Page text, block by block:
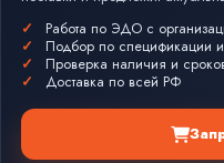
Работа по ЭДО с
Подбор по спецификации
Проверка наличия и
Доставка по всей РФ